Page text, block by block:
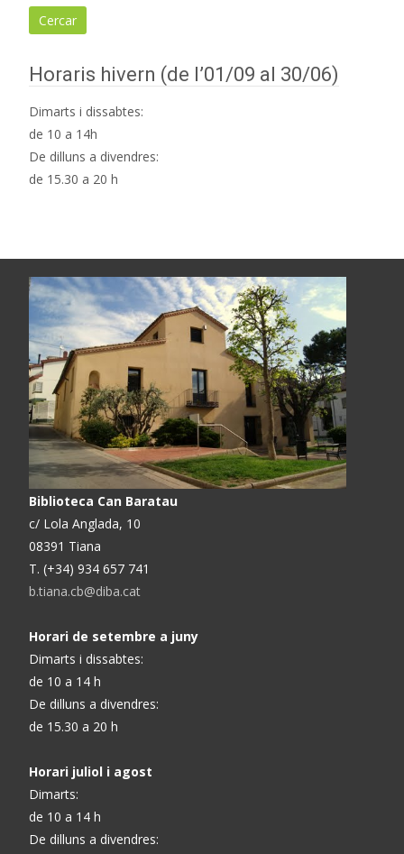
Horaris hivern (de l’01/09 al 30/06)
Dimarts i dissabtes:
de 10 a 14h
De dilluns a divendres:
de 15.30 a 20 h
Biblioteca Can Baratau
c/ Lola Anglada, 10
08391 Tiana
T. (+34) 934 657 741
b.tiana.cb@diba.cat
Horari de setembre a juny
Dimarts i dissabtes:
de 10 a 14 h
De dilluns a divendres:
de 15.30 a 20 h
Horari juliol i agost
Dimarts:
de 10 a 14 h
De dilluns a divendres: